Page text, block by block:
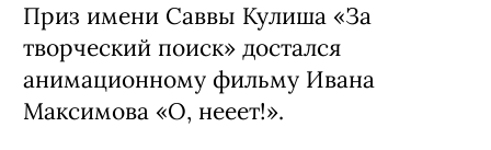
Приз имени Саввы Кулиша «За
творческий поиск» достался
анимационному фильму Ивана
Максимова «О, нееет!».